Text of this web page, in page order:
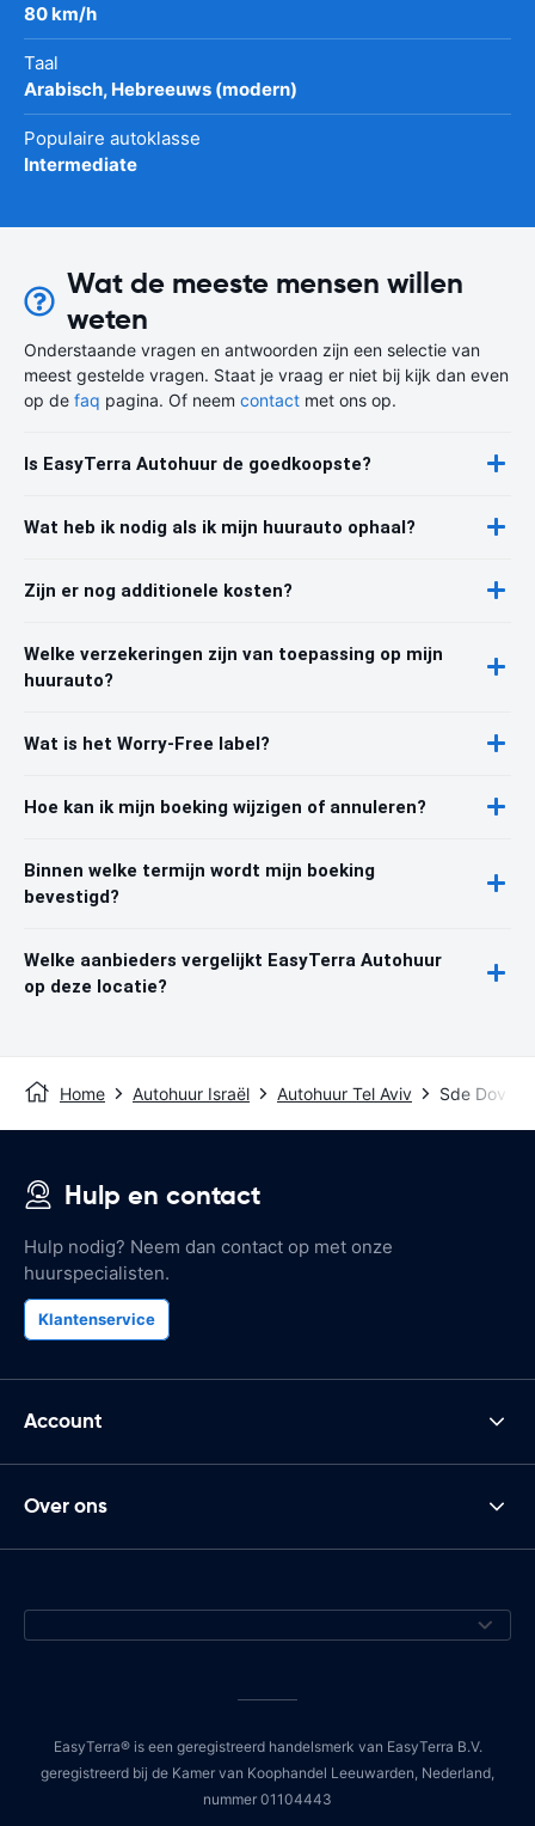
80 km/h
Taal
Arabisch, Hebreeuws (modern)
Populaire autoklasse
Intermediate
Wat de meeste mensen willen
weten
Onderstaande vragen en antwoorden zijn een selectie van
meest gestelde vragen. Staat je vraag er niet bij kijk dan even
op de faq pagina. Of neem contact met ons op.
Is EasyTerra Autohuur de goedkoopste?
Wat heb ik nodig als ik mijn huurauto ophaal?
Zijn er nog additionele kosten?
Welke verzekeringen zijn van toepassing op mijn
huurauto?
Wat is het Worry-Free label?
Hoe kan ik mijn boeking wijzigen of annuleren?
Binnen welke termijn wordt mijn boeking
bevestigd?
Welke aanbieders vergelijkt EasyTerra Autohuur
op deze locatie?
Home Autohuur Israël Autohuur Tel Aviv Sde Dov
Hulp en contact
Hulp nodig? Neem dan contact op met onze
huurspecialisten.
Klantenservice
Account
Over ons
EasyTerra® is een geregistreerd handelsmerk van EasyTerra B.V.
geregistreerd bij de Kamer van Koophandel Leeuwarden, Nederland,
nummer 01104443